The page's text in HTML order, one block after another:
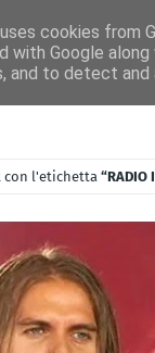
con l'etichetta RADIO
cookies from
with Google
and to detect and